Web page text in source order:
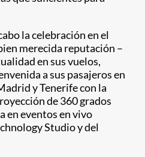
la celebración en el
merecida reputación –
en sus vuelos,
a sus pasajeros en
y Tenerife con la
de 360 grados
en eventos en vivo
Studio y del